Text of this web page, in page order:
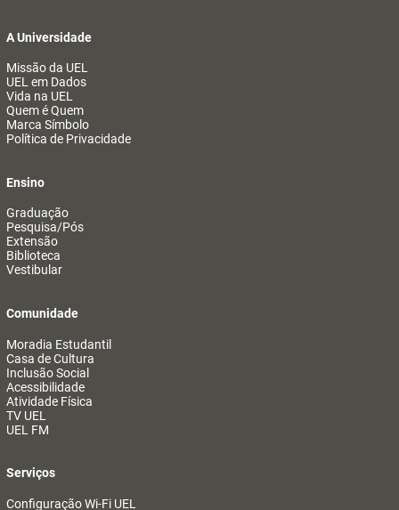
A Universidade
Missão da UEL
UEL em Dados
Vida na UEL
Quem é Quem
Marca Símbolo
Política de Privacidade
Ensino
Graduação
Pesquisa/Pós
Extensão
Biblioteca
Vestibular
Comunidade
Moradia Estudantil
Casa de Cultura
Inclusão Social
Acessibilidade
Atividade Física
TV UEL
UEL FM
Serviços
Configuração Wi-Fi UEL